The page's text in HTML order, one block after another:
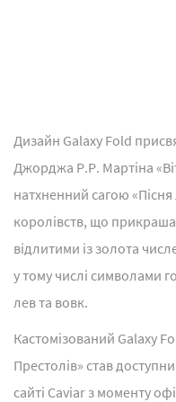
Дизайн Galaxy Fold
Джорджа Р.Р. Мартіна
натхненний сагою
королівств, що
відлитими із золота
у тому числі символами
лев та вовк.
Кастомізований Galaxy
Престолів» став
сайті Caviar з моменту